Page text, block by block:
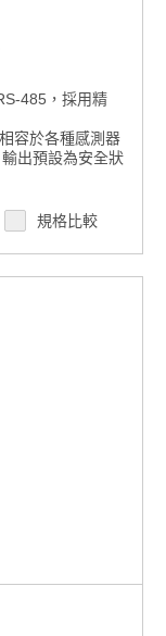
485，採用精
容於各種感測器
出預設為安全狀
驗證進行安全的
RTC時間同步
TCP、
規格比較